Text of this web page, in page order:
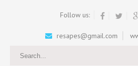
Follow us:
resapes@gmail.com